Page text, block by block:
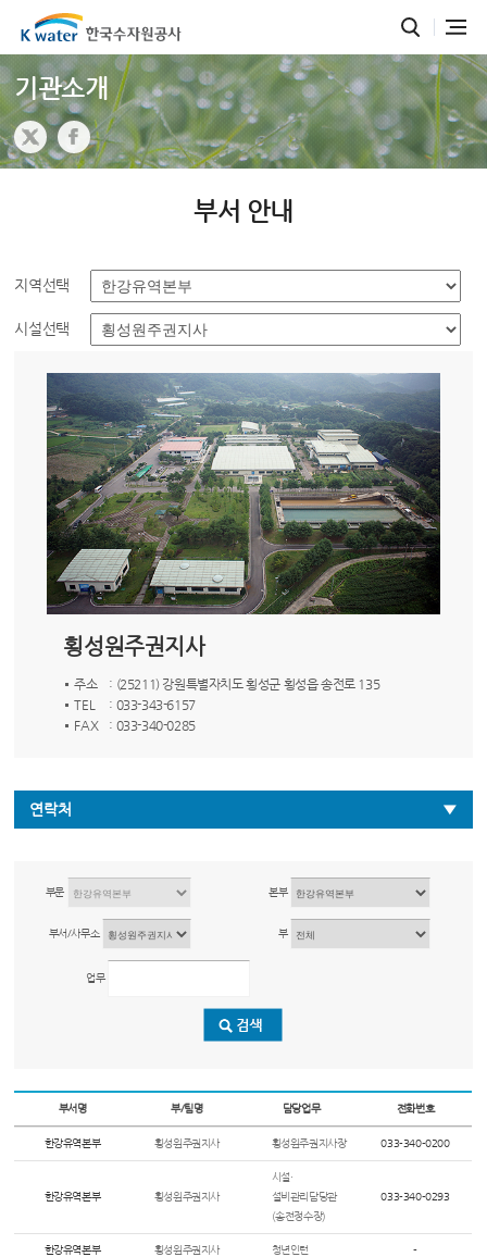
기관소개
부서 안내
지역선택
시설선택
횡성원주권지사
주소
: (25211) 강원특별자치도 횡성군 횡성읍 송전로 135
TEL
: 033-343-6157
FAX
: 033-340-0285
연락처
부문 본부
부서/사무소 부
업무
부서명 부/팀명 담당업무 전화번호
한강유역본부 횡성원주권지사 횡성원주권지사장 033-340-0200
한강유역본부 횡성원주권지사
시설·
설비관리담당관
(송전정수장)
033-340-0293
한강유역본부 횡성원주권지사 청년인턴 -